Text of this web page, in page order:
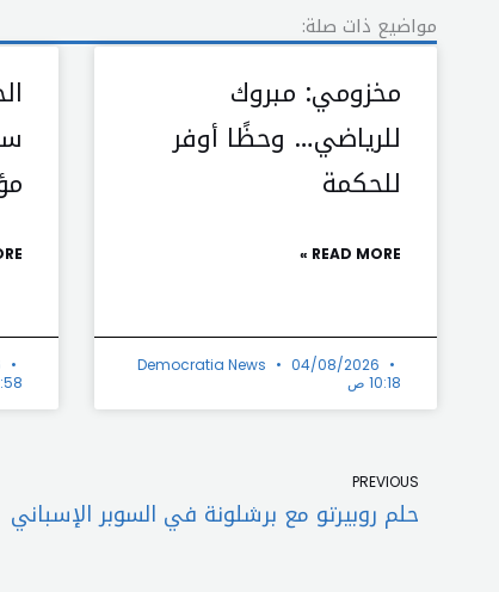
مواضيع ذات صلة:
مخزومي: مبروك
للرياضي… وحظًا أوفر
للحكمة
READ MORE »
Democratia News
04/08/2026
10:18 ص
»
PREVIOUS
حلم روبيرتو مع برشلونة في السوبر الإسباني